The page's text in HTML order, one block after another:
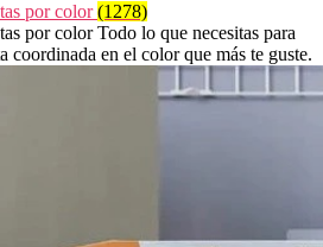
por color(1278)
por color Todo lo que necesitas para
coordinada en el color que más te guste.